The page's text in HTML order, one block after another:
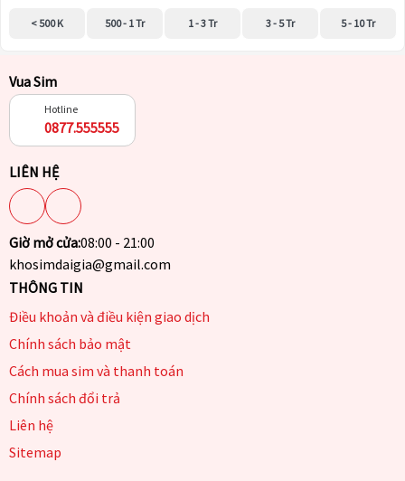
< 500 K 500 - 1 Tr 1 - 3 Tr 3 - 5 Tr 5 - 10 Tr
Vua Sim
Hotline
0877.555555
LIÊN HỆ
Giờ mở cửa:08:00 - 21:00
khosimdaigia@gmail.com
THÔNG TIN
Điều khoản và điều kiện giao dịch
Chính sách bảo mật
Cách mua sim và thanh toán
Chính sách đổi trả
Liên hệ
Sitemap